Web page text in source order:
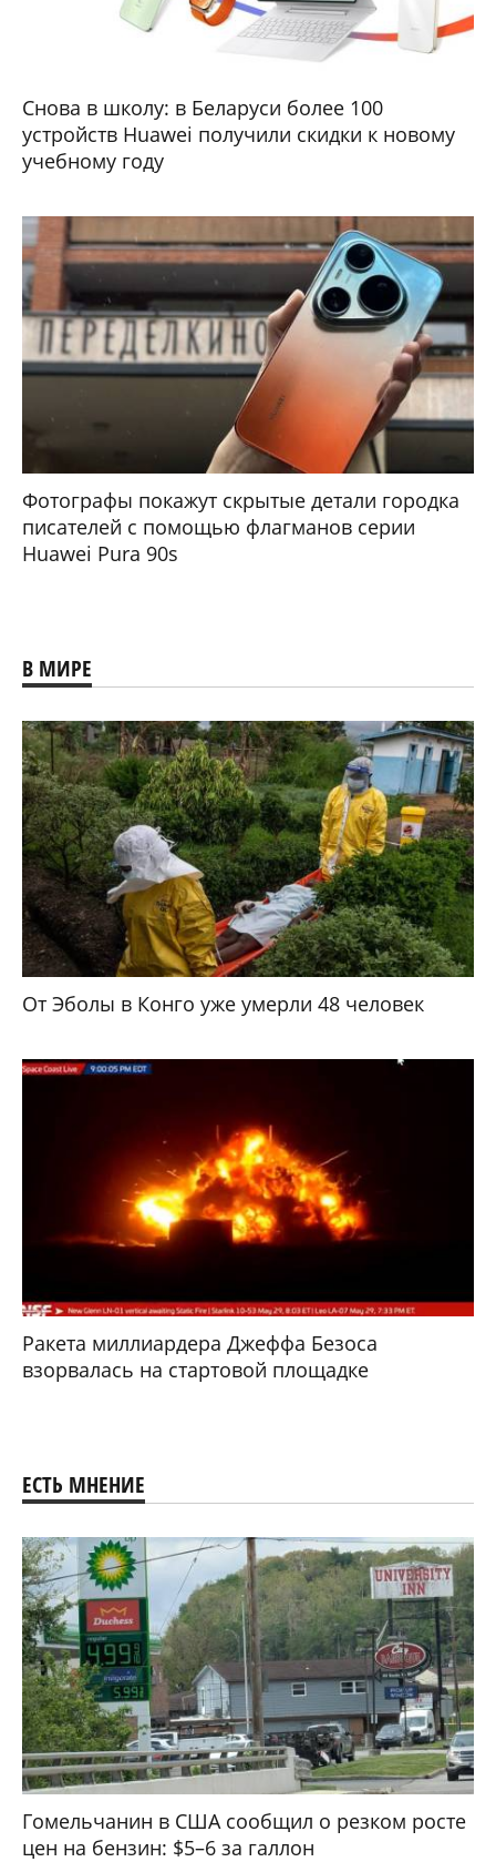
Снова в школу: в Беларуси более 100
устройств Huawei получили скидки к новому
учебному году
Фотографы покажут скрытые детали городка
писателей с помощью флагманов серии
Huawei Pura 90s
В МИРЕ
От Эболы в Конго уже умерли 48 человек
Ракета миллиардера Джеффа Безоса
взорвалась на стартовой площадке
ЕСТЬ МНЕНИЕ
Гомельчанин в США сообщил о резком росте
цен на бензин: $5–6 за галлон